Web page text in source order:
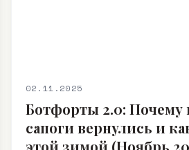
02.11.2025
Ботфорты 2.0: Почему
сапоги вернулись и
этой зимой (Ноябрь